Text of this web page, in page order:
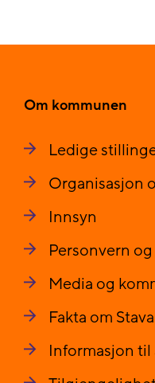
Om kommunen
Ledige
Organisasjon
Innsyn
Personvern
Media og
Fakta om
Informasjon